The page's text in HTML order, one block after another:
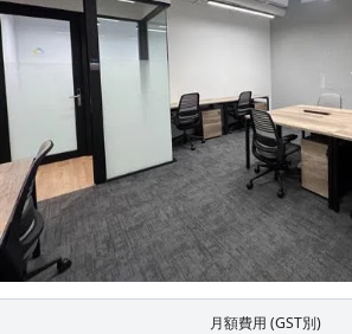
月額費用 (GST別)